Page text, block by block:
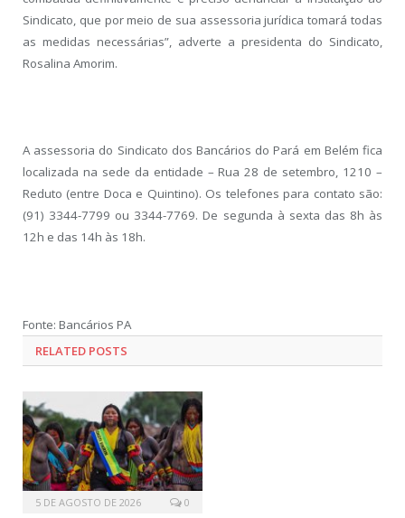
Sindicato, que por meio de sua assessoria jurídica tomará todas
as medidas necessárias”, adverte a presidenta do Sindicato,
Rosalina Amorim.
A assessoria do Sindicato dos Bancários do Pará em Belém fica
localizada na sede da entidade – Rua 28 de setembro, 1210 –
Reduto (entre Doca e Quintino). Os telefones para contato são:
(91) 3344-7799 ou 3344-7769. De segunda à sexta das 8h às
12h e das 14h às 18h.
Fonte: Bancários PA
RELATED POSTS
5 DE AGOSTO DE 2026 0